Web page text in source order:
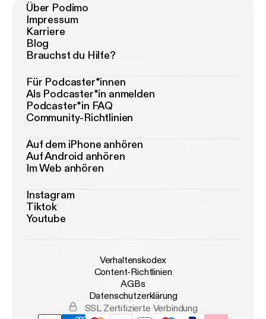
Über Podimo
Impressum
Karriere
Blog
Brauchst du Hilfe?
Für Podcaster*innen
Als Podcaster*in anmelden
Podcaster*in FAQ
Community-Richtlinien
Auf dem iPhone anhören
Auf Android anhören
Im Web anhören
Instagram
Tiktok
Youtube
Verhaltenskodex
Content-Richtlinien
AGBs
Datenschutzerklärung
SSL Zertifizierte Verbindung